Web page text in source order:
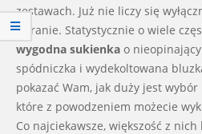
zestawach. Już nie liczy się
ubranie. Statystycznie o wiele
wygodna sukienka o
spódniczka i wydekoltowana
pokazać Wam, jak duży jest
które z powodzeniem możecie
Co najciekawsze, większość z